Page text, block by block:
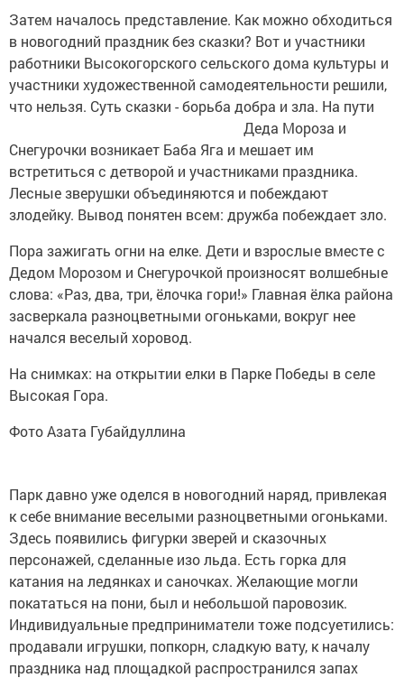
Затем началось представление. Как можно обходиться
в новогодний праздник без сказки? Вот и участники
работники Высокогорского сельского дома культуры и
участники художественной самодеятельности решили,
что нельзя. Суть сказки - борьба добра и зла. На пути
Деда Мороза и
Снегурочки возникает Баба Яга и мешает им
встретиться с детворой и участниками праздника.
Лесные зверушки объединяются и побеждают
злодейку. Вывод понятен всем: дружба побеждает зло.
Пора зажигать огни на елке. Дети и взрослые вместе с
Дедом Морозом и Снегурочкой произносят волшебные
слова: «Раз, два, три, ёлочка гори!» Главная ёлка района
засверкала разноцветными огоньками, вокруг нее
начался веселый хоровод.
На снимках: на открытии елки в Парке Победы в селе
Высокая Гора.
Фото Азата Губайдуллина
Парк давно уже оделся в новогодний наряд, привлекая
к себе внимание веселыми разноцветными огоньками.
Здесь появились фигурки зверей и сказочных
персонажей, сделанные изо льда. Есть горка для
катания на ледянках и саночках. Желающие могли
покататься на пони, был и небольшой паровозик.
Индивидуальные предприниматели тоже подсуетились:
продавали игрушки, попкорн, сладкую вату, к началу
праздника над площадкой распространился запах